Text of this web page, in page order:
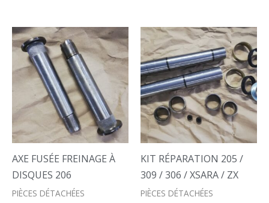
AXE FUSÉE FREINAGE À
DISQUES 206
PIÈCES DÉTACHÉES
KIT RÉPARATION 205 /
309 / 306 / XSARA / ZX
PIÈCES DÉTACHÉES